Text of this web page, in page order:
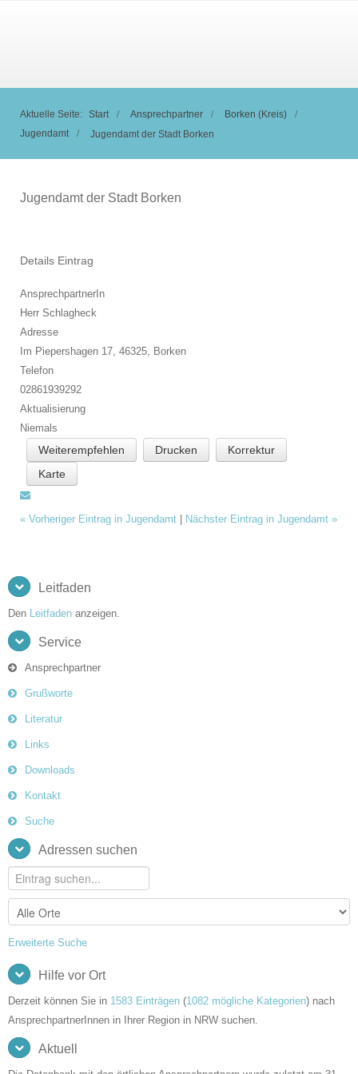
Aktuelle Seite: Start Ansprechpartner
Borken (Kreis)
Jugendamt
Jugendamt der Stadt Borken
Jugendamt der Stadt Borken
Details Eintrag
AnsprechpartnerIn
Herr Schlagheck
Adresse
Im Piepershagen 17, 46325, Borken
Telefon
02861939292
Aktualisierung
Niemals
Weiterempfehlen Drucken
Korrektur
Karte
« Vorheriger Eintrag in Jugendamt Nächster Eintrag in Jugendamt »
Leitfaden
Den Leitfaden anzeigen.
Service
Ansprechpartner
Grußworte
Literatur
Links
Downloads
Kontakt
Suche
Adressen suchen
Erweiterte Suche
Hilfe vor Ort
Derzeit können Sie in 1583 Einträgen (1082 mögliche Kategorien) nach
AnsprechpartnerInnen in Ihrer Region in NRW suchen.
Aktuell